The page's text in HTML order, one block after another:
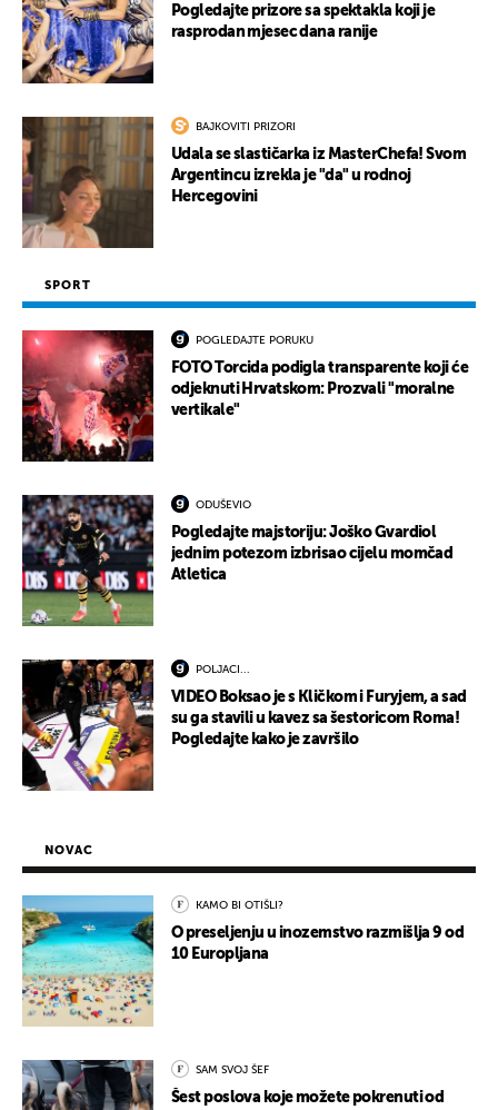
Pogledajte prizore sa spektakla koji je
rasprodan mjesec dana ranije
BAJKOVITI PRIZORI
Udala se slastičarka iz MasterChefa! Svom
Argentincu izrekla je "da" u rodnoj
Hercegovini
SPORT
POGLEDAJTE PORUKU
FOTO Torcida podigla transparente koji će
odjeknuti Hrvatskom: Prozvali "moralne
vertikale"
ODUŠEVIO
Pogledajte majstoriju: Joško Gvardiol
jednim potezom izbrisao cijelu momčad
Atletica
POLJACI...
VIDEO Boksao je s Kličkom i Furyjem, a sad
su ga stavili u kavez sa šestoricom Roma!
Pogledajte kako je završilo
NOVAC
KAMO BI OTIŠLI?
O preseljenju u inozemstvo razmišlja 9 od
10 Europljana
SAM SVOJ ŠEF
Šest poslova koje možete pokrenuti od